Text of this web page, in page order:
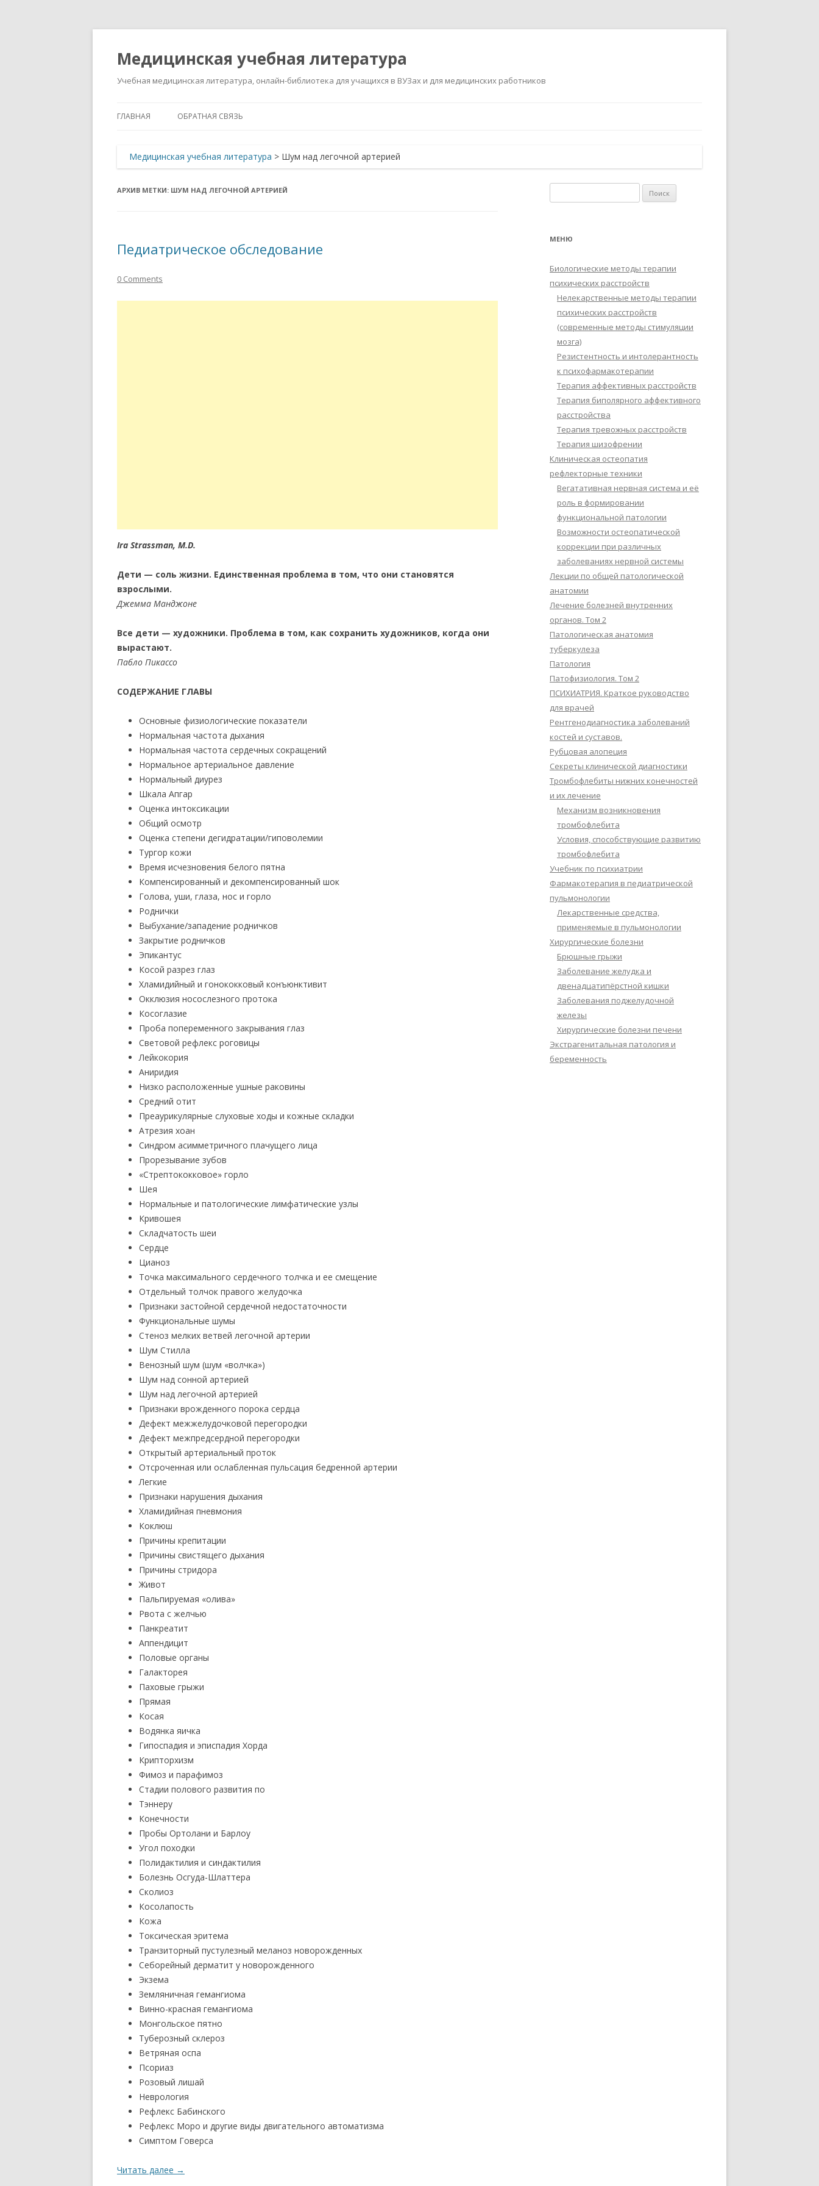
Медицинская учебная литература
Учебная медицинская литература, онлайн-библиотека для учащихся в ВУЗах и для медицинских работников
ГЛАВНАЯ ОБРАТНАЯ СВЯЗЬ
Медицинская учебная литература > Шум над легочной артерией
АРХИВ МЕТКИ: ШУМ НАД ЛЕГОЧНОЙ АРТЕРИЕЙ
Педиатрическое обследование
0 Comments
Ira Strassman, M.D.
Дети — соль жизни. Единственная проблема в том, что они становятся
взрослыми.
Джемма Манджоне
Все дети — художники. Проблема в том, как сохранить художников, когда они
вырастают.
Пабло Пикассо
СОДЕРЖАНИЕ ГЛАВЫ
Основные физиологические показатели
Нормальная частота дыхания
Нормальная частота сердечных сокращений
Нормальное артериальное давление
Нормальный диурез
Шкала Апгар
Оценка интоксикации
Общий осмотр
Оценка степени дегидратации/гиповолемии
Тургор кожи
Время исчезновения белого пятна
Компенсированный и декомпенсированный шок
Голова, уши, глаза, нос и горло
Роднички
Выбухание/западение родничков
Закрытие родничков
Эпикантус
Косой разрез глаз
Хламидийный и гонококковый конъюнктивит
Окклюзия носослезного протока
Косоглазие
Проба попеременного закрывания глаз
Световой рефлекс роговицы
Лейкокория
Аниридия
Низко расположенные ушные раковины
Средний отит
Преаурикулярные слуховые ходы и кожные складки
Атрезия хоан
Синдром асимметричного плачущего лица
Прорезывание зубов
«Стрептококковое» горло
Шея
Нормальные и патологические лимфатические узлы
Кривошея
Складчатость шеи
Сердце
Цианоз
Точка максимального сердечного толчка и ее смещение
Отдельный толчок правого желудочка
Признаки застойной сердечной недостаточности
Функциональные шумы
Стеноз мелких ветвей легочной артерии
Шум Стилла
Венозный шум (шум «волчка»)
Шум над сонной артерией
Шум над легочной артерией
Признаки врожденного порока сердца
Дефект межжелудочковой перегородки
Дефект межпредсердной перегородки
Открытый артериальный проток
Отсроченная или ослабленная пульсация бедренной артерии
Легкие
Признаки нарушения дыхания
Хламидийная пневмония
Коклюш
Причины крепитации
Причины свистящего дыхания
Причины стридора
Живот
Пальпируемая «олива»
Рвота с желчью
Панкреатит
Аппендицит
Половые органы
Галакторея
Паховые грыжи
Прямая
Косая
Водянка яичка
Гипоспадия и эписпадия Хорда
Крипторхизм
Фимоз и парафимоз
Стадии полового развития по
Тэннеру
Конечности
Пробы Ортолани и Барлоу
Угол походки
Полидактилия и синдактилия
Болезнь Осгуда-Шлаттера
Сколиоз
Косолапость
Кожа
Токсическая эритема
Транзиторный пустулезный меланоз новорожденных
Себорейный дерматит у новорожденного
Экзема
Земляничная гемангиома
Винно-красная гемангиома
Монгольское пятно
Туберозный склероз
Ветряная оспа
Псориаз
Розовый лишай
Неврология
Рефлекс Бабинского
Рефлекс Моро и другие виды двигательного автоматизма
Симптом Говерса
Читать далее →
МЕНЮ
Биологические методы терапии
психических расстройств
Нелекарственные методы терапии
психических расстройств
(современные методы стимуляции
мозга)
Резистентность и интолерантность
к психофармакотерапии
Терапия аффективных расстройств
Терапия биполярного аффективного
расстройства
Терапия тревожных расстройств
Терапия шизофрении
Клиническая остеопатия
рефлекторные техники
Вегатативная нервная система и её
роль в формировании
функциональной патологии
Возможности остеопатической
коррекции при различных
заболеваниях нервной системы
Лекции по общей патологической
анатомии
Лечение болезней внутренних
органов. Том 2
Патологическая анатомия
туберкулеза
Патология
Патофизиология. Том 2
ПСИХИАТРИЯ. Краткое руководство
для врачей
Рентгенодиагностика заболеваний
костей и суставов.
Рубцовая алопеция
Секреты клинической диагностики
Тромбофлебиты нижних конечностей
и их лечение
Механизм возникновения
тромбофлебита
Условия, способствующие развитию
тромбофлебита
Учебник по психиатрии
Фармакотерапия в педиатрической
пульмонологии
Лекарственные средства,
применяемые в пульмонологии
Хирургические болезни
Брюшные грыжи
Заболевание желудка и
двенадцатипёрстной кишки
Заболевания поджелудочной
железы
Хирургические болезни печени
Экстрагенитальная патология и
беременность